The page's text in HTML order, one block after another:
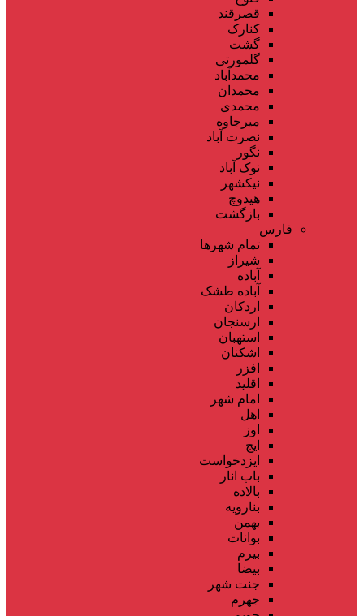
قصرقند
کنارک
گشت
گلمورتی
محمدآباد
محمدان
محمدی
میرجاوه
نصرت آباد
نگور
نوک آباد
نیکشهر
هیدوچ
بازگشت
فارس
تمام شهر‌ها
شیراز
آباده
آباده طشک
اردکان
ارسنجان
استهبان
اشکنان
افزر
اقلید
امام شهر
اهل
اوز
ایج
ایزدخواست
باب انار
بالاده
بنارویه
بهمن
بوانات
بیرم
بیضا
جنت شهر
جهرم